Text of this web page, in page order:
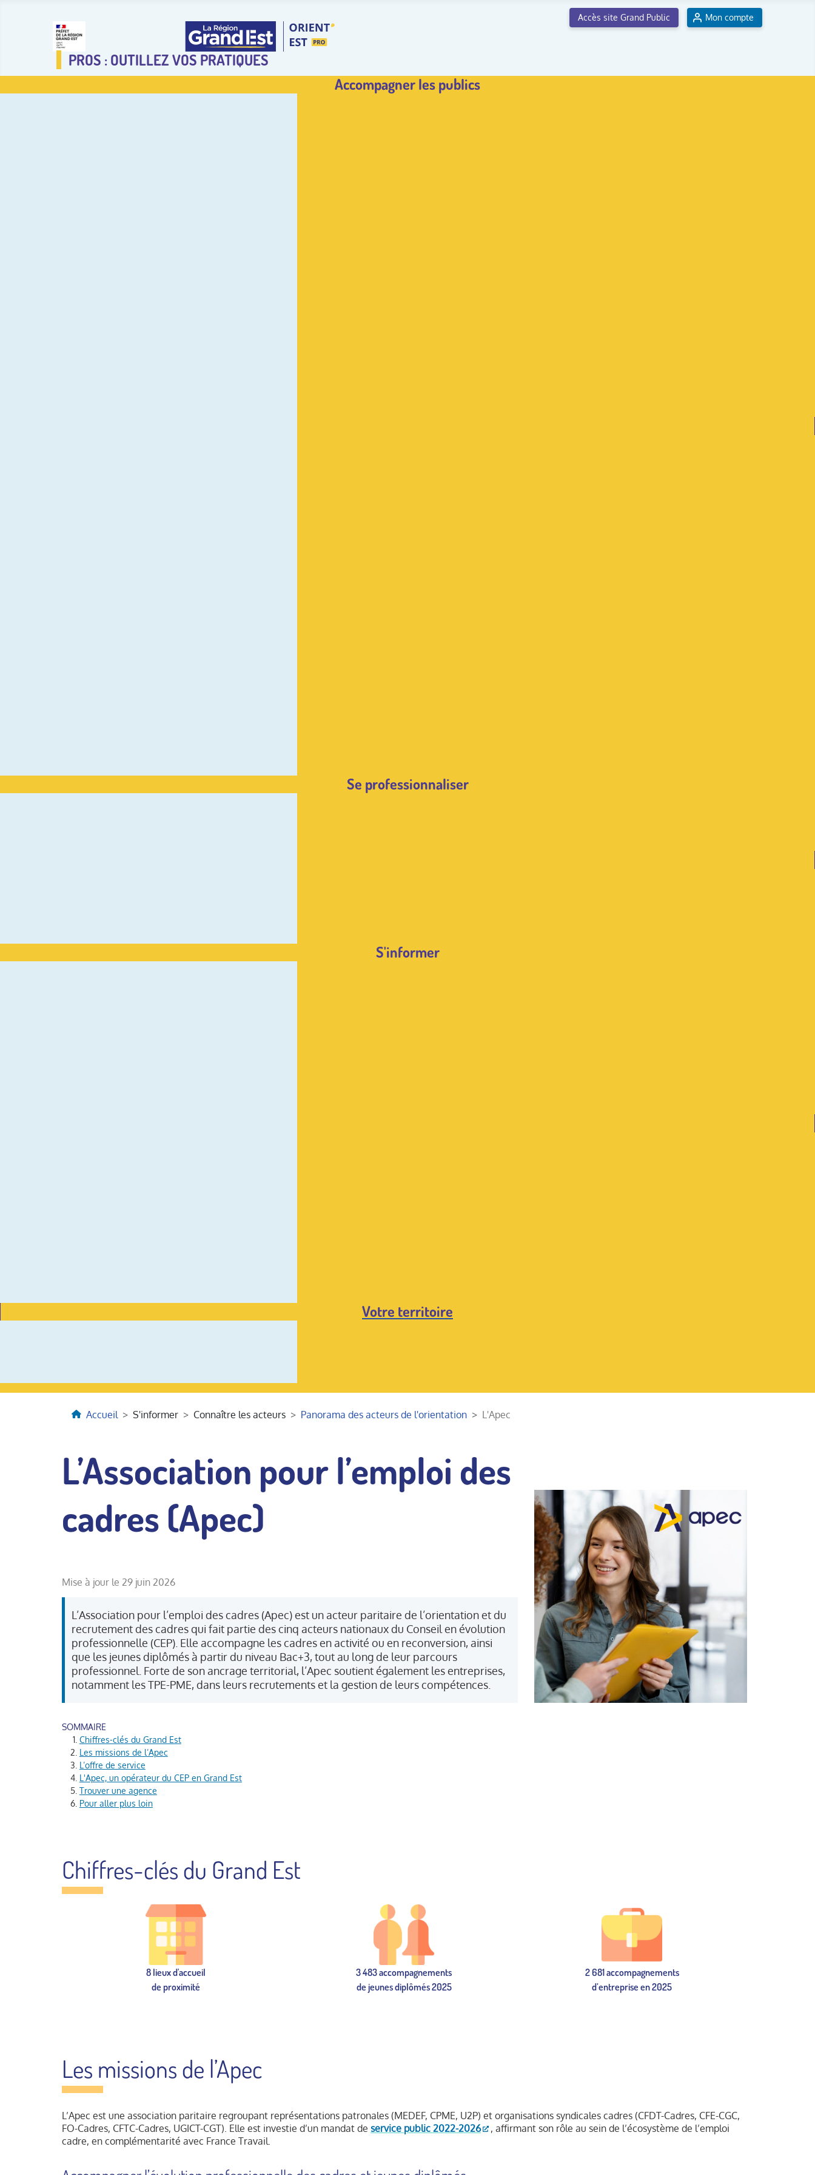
PROS : OUTILLEZ VOS PRATIQUES
Accès site Grand Public Mon compte
Accompagner les publics
Se professionnaliser
S'informer
Votre territoire
Accueil S'informer Connaître les acteurs Panorama des acteurs de l'orientation L'Apec
L’Association pour l’emploi des
cadres (Apec)
Mise à jour le 29 juin 2026
L’Association pour l’emploi des cadres (Apec) est un acteur paritaire de l’orientation et du
recrutement des cadres qui fait partie des cinq acteurs nationaux du Conseil en évolution
professionnelle (CEP). Elle accompagne les cadres en activité ou en reconversion, ainsi
que les jeunes diplômés à partir du niveau Bac+3, tout au long de leur parcours
professionnel. Forte de son ancrage territorial, l’Apec soutient également les entreprises,
notamment les TPE-PME, dans leurs recrutements et la gestion de leurs compétences.
Chiffres-clés du Grand Est
Les missions de l’Apec
L’offre de service
L'Apec, un opérateur du CEP en Grand Est
Trouver une agence
Pour aller plus loin
Chiffres-clés du Grand Est
8 lieux d'accueil
de proximité
3 483 accompagnements
de jeunes diplômés 2025
2 681 accompagnements
d’entreprise en 2025
Les missions de l’Apec
L’Apec est une association paritaire regroupant représentations patronales (MEDEF, CPME, U2P) et organisations syndicales cadres (CFDT-Cadres, CFE-CGC,
FO-Cadres, CFTC-Cadres, UGICT-CGT). Elle est investie d’un mandat de service public 2022-2026
, affirmant son rôle au sein de l’écosystème de l’emploi
cadre, en complémentarité avec France Travail.